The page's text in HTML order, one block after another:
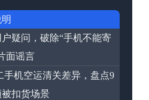
疑问，破除“手机不能寄
面谣言
手机空运清关差异，盘点9
扣货场景